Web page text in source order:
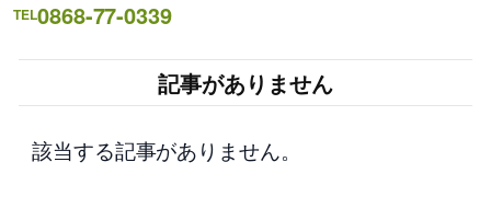
ッTEL0868-77-0339
記事がありません
該当する記事がありません。